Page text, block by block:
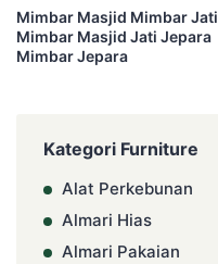
Mimbar Masjid Mimbar Jati
Mimbar Masjid Jati Jepara
Mimbar Jepara
Kategori Furniture
Alat Perkebunan
Almari Hias
Almari Pakaian